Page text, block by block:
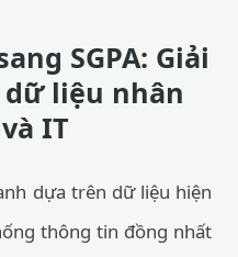
SGPA: Giải
liệu nhân
IT
dựa trên dữ liệu hiện
thông tin đồng nhất